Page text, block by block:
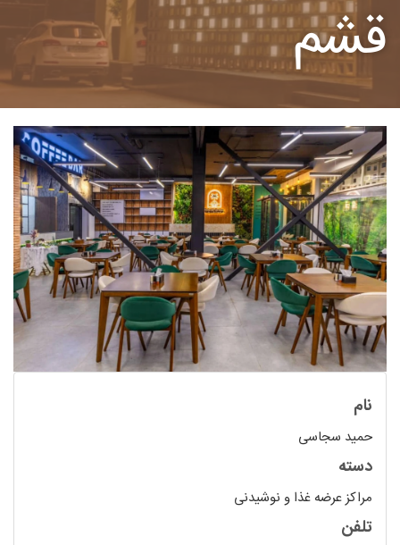
قشم
نام
حمید سجاسی
دسته
مراکز عرضه غذا و نوشیدنی
تلفن